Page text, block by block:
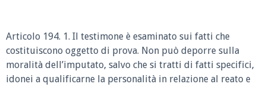
Articolo 194. 1. Il testimone è esaminato sui fatti che
costituiscono oggetto di prova. Non può deporre sulla
moralità dell’imputato, salvo che si tratti di fatti specifici,
idonei a qualificarne la personalità in relazione al reato e